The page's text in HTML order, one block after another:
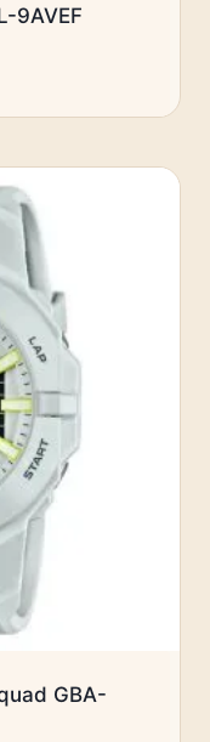
9AVEF
GBA-